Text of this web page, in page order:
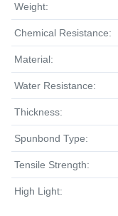
Weight:
Chemical Resistance:
Material:
Water Resistance:
Thickness:
Spunbond Type:
Tensile Strength:
High Light: